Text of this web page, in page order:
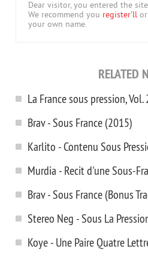
Dear visitor, you entered the
We recommend you register'll
your own name.
RELATED
La France sous pression,
Brav - Sous France (2015)
Karlito - Contenu Sous
Murdia - Recit d'une Sous-
Brav - Sous France (Bonus
Stereo Neg - Sous La
Koye - Une Paire Quatre